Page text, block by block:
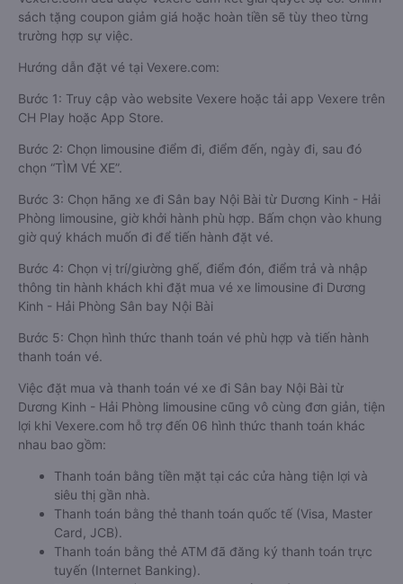
sách tặng coupon giảm giá hoặc hoàn tiền sẽ tùy theo từng
trường hợp sự việc.
Hướng dẫn đặt vé tại Vexere.com:
Bước 1: Truy cập vào website Vexere hoặc tải app Vexere trên
CH Play hoặc App Store.
Bước 2: Chọn limousine điểm đi, điểm đến, ngày đi, sau đó
chọn “TÌM VÉ XE”.
Bước 3: Chọn hãng xe đi Sân bay Nội Bài từ Dương Kinh - Hải
Phòng limousine, giờ khởi hành phù hợp. Bấm chọn vào khung
giờ quý khách muốn đi để tiến hành đặt vé.
Bước 4: Chọn vị trí/giường ghế, điểm đón, điểm trả và nhập
thông tin hành khách khi đặt mua vé xe limousine đi Dương
Kinh - Hải Phòng Sân bay Nội Bài
Bước 5: Chọn hình thức thanh toán vé phù hợp và tiến hành
thanh toán vé.
Việc đặt mua và thanh toán vé xe đi Sân bay Nội Bài từ
Dương Kinh - Hải Phòng limousine cũng vô cùng đơn giản, tiện
lợi khi Vexere.com hỗ trợ đến 06 hình thức thanh toán khác
nhau bao gồm:
Thanh toán bằng tiền mặt tại các cửa hàng tiện lợi và
siêu thị gần nhà.
Thanh toán bằng thẻ thanh toán quốc tế (Visa, Master
Card, JCB).
Thanh toán bằng thẻ ATM đã đăng ký thanh toán trực
tuyến (Internet Banking).